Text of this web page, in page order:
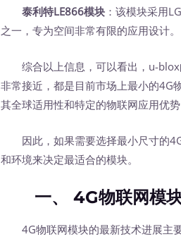
泰利特LE866模块 ：该模块采用
之一，专为空间非常有限的应用设计。
综合以上信息，可以看出，u-blox
非常接近，都是目前市场上最小的4G
其全球适用性和特定的物联网应用优
因此，如果需要选择最小尺寸的
和环境来决定最适合的模块。
一、 4G物联网模块
4G物联网模块的最新技术进展主要